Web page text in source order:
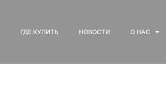
ГДЕ КУПИТЬ НОВОСТИ О НАС